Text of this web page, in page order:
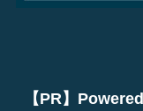
【PR】